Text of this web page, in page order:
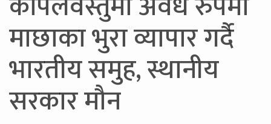
माछाका भुरा व्यापार गर्दै
भारतीय समुह, स्थानीय
सरकार मौन